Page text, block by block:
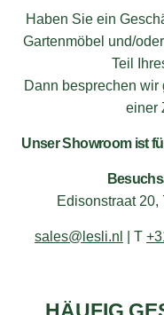
Haben Sie ein
Gartenmöbel und/
Teil
Dann besprechen
einer
Unser Showroom ist
Edisonstraat
sales@lesli.nl | T